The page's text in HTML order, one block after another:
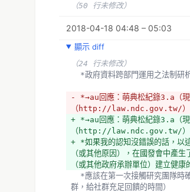
（50 行未修改）
2018-04-18 04:48 – 05:03
顯示 diff
（24 行未修改）
*政府資料跨部門運用之法制
- *→au回應：萌典松紀錄3.a（現
（http://law.ndc.gov.tw/）提
+ *→au回應：萌典松紀錄3.a（現
（http://law.ndc.gov.tw/）提
+ *如果我的認知沒錯誤的話，以
（或其他原因），在國發會中產
（或其他政府承辦單位）建立健
群，給社群充足回饋的時間）